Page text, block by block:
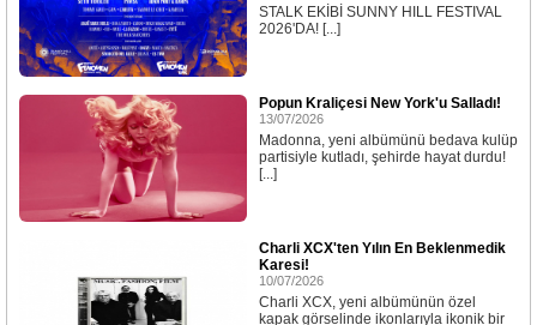
STALK EKİBİ SUNNY HILL FESTIVAL
2026'DA! [...]
Popun Kraliçesi New York'u Salladı!
13/07/2026
Madonna, yeni albümünü bedava kulüp
partisiyle kutladı, şehirde hayat durdu!
[...]
Charli XCX'ten Yılın En Beklenmedik
Karesi!
10/07/2026
Charli XCX, yeni albümünün özel
kapak görselinde ikonlarıyla ikonik bir